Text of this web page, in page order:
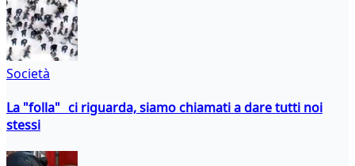
Società
La "folla" ci riguarda, siamo chiamati a dare tutti noi
stessi